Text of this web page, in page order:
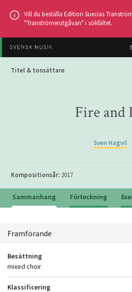
Hoppa
huvudinnehållet
Vill du beställa Edition Suecias
"Tranströmerutgåvan" i sökfältet.
Titel & tonsättare
Fire and
Sven Hagvil
Kompositionsår: 2017
Sammanhang Förteckning
Framförande
Besättning
mixed choir
Klassificering